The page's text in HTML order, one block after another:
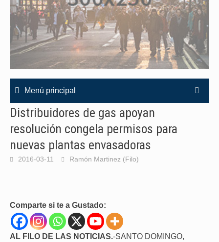
Menú principal
Distribuidores de gas apoyan
resolución congela permisos para
nuevas plantas envasadoras
2016-03-11 Ramón Martinez (Filo)
Comparte si te a Gustado:
AL FILO DE LAS NOTICIAS.-SANTO DOMINGO,